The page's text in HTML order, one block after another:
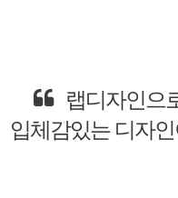
섹시하면서 발
특별함을